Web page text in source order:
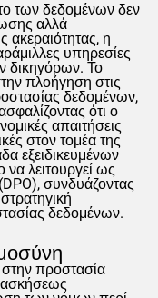
των δεδομένων δεν
αλλά
ακεραιότητας, η
υπηρεσίες
δικηγόρων. Το
πλοήγηση στις
δεδομένων,
ότι ο
απαιτήσεις
στον τομέα της
εξειδικευμένων
λειτουργεί ως
συνδυάζοντας
δεδομένων.
στην προστασία
ασκήσεως